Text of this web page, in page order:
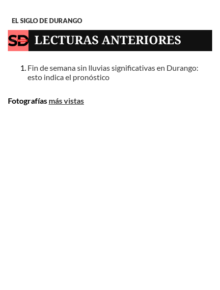
EL SIGLO DE DURANGO
LECTURAS ANTERIORES
Fin de semana sin lluvias significativas en Durango:
esto indica el pronóstico
Fotografías más vistas